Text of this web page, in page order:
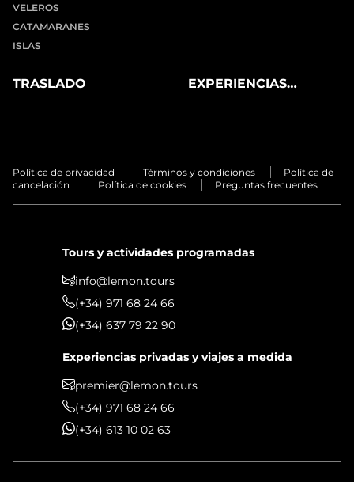
VELEROS
CATAMARANES
ISLAS
TRASLADO
EXPERIENCIAS
Política de privacidad Términos y condiciones
Política de
cancelación
Política de cookies Preguntas frecuentes
Tours y actividades programadas
info@lemon.tours
(+34) 971 68 24 66
(+34) 637 79 22 90
Experiencias privadas y viajes a medida
premier@lemon.tours
(+34) 971 68 24 66
(+34) 613 10 02 63